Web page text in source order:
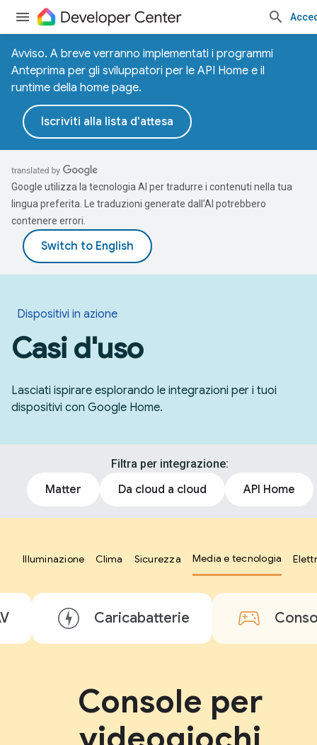
Avviso. A breve verranno implementati i programmi
Anteprima per gli sviluppatori per le API Home e il
runtime della home page.
Iscriviti alla lista d'attesa
Google utilizza la tecnologia AI per tradurre i contenuti nella tua
lingua preferita. Le traduzioni generate dall'AI potrebbero
contenere errori.
Dispositivi in azione
Casi d'uso
Lasciati ispirare esplorando le integrazioni per i tuoi
dispositivi con Google Home.